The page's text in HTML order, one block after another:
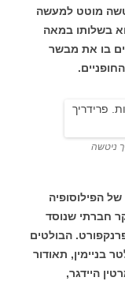
מוטט למעשה
בשלותו במאה
בו את מבשר
ניטשה
של הפילוסופיה
חברתי שנוסד
פרנקפורט. הבולטים
בניימין, תאודור
היידגר,